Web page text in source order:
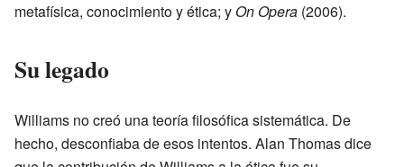
metafísica, conocimiento y ética; y On Opera (2006).
Su legado
Williams no creó una teoría filosófica sistemática. De
hecho, desconfiaba de esos intentos. Alan Thomas dice